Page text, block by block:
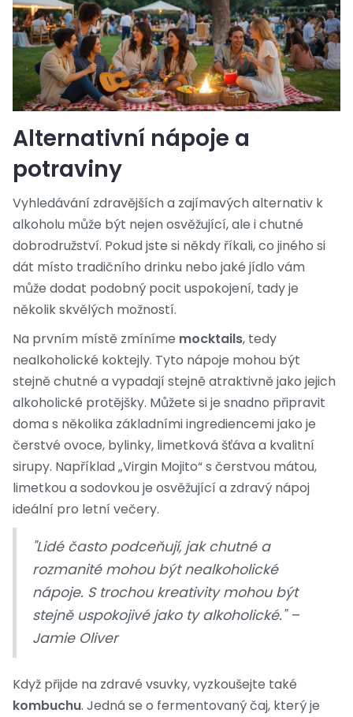
Alternativní nápoje a
potraviny
Vyhledávání zdravějších a zajímavých alternativ k
alkoholu může být nejen osvěžující, ale i chutné
dobrodružství. Pokud jste si někdy říkali, co jiného si
dát místo tradičního drinku nebo jaké jídlo vám
může dodat podobný pocit uspokojení, tady je
několik skvělých možností.
Na prvním místě zmíníme mocktails, tedy
nealkoholické koktejly. Tyto nápoje mohou být
stejně chutné a vypadají stejně atraktivně jako jejich
alkoholické protějšky. Můžete si je snadno připravit
doma s několika základními ingrediencemi jako je
čerstvé ovoce, bylinky, limetková šťáva a kvalitní
sirupy. Například „Virgin Mojito“ s čerstvou mátou,
limetkou a sodovkou je osvěžující a zdravý nápoj
ideální pro letní večery.
"Lidé často podceňují, jak chutné a
rozmanité mohou být nealkoholické
nápoje. S trochou kreativity mohou být
stejně uspokojivé jako ty alkoholické." –
Jamie Oliver
Když přijde na zdravé vsuvky, vyzkoušejte také
kombuchu. Jedná se o fermentovaný čaj, který je